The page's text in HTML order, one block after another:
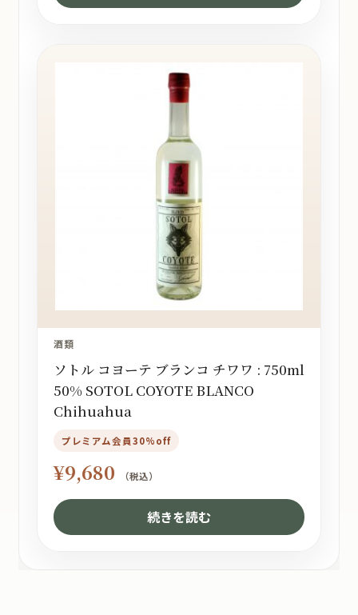
酒類
ソトル コヨーテ ブランコ チワワ : 750ml
50% SOTOL COYOTE BLANCO
Chihuahua
プレミアム会員30%off
¥9,680 （税込）
続きを読む